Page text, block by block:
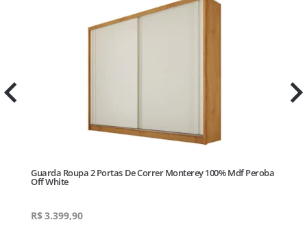
Guarda Roupa 2 Portas De Correr Monterey 100% Mdf Peroba
Off White
R$3.399,90